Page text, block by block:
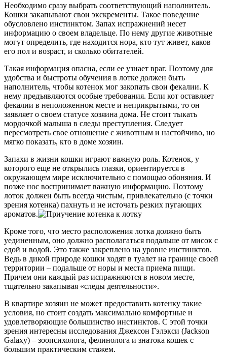
Необходимо сразу выбрать соответствующий наполнитель.
Кошки закапывают свои экскременты. Такое поведение
обусловлено инстинктом. Запах испражнений несет
информацию о своем владельце. По нему другие животные
могут определить, где находится нора, кто тут живет, каков
его пол и возраст, и сколько обитателей.
Такая информация опасна, если ее узнает враг. Поэтому для
удобства и быстроты обучения в лотке должен быть
наполнитель, чтобы котенок мог закопать свои фекалии. К
нему предъявляются особые требования. Если кот оставляет
фекалии в неположенном месте и неприкрытыми, то он
заявляет о своем статусе хозяина дома. Не стоит тыкать
мордочкой малыша в следы преступления. Следует
пересмотреть свое отношение с животным и настойчиво, но
мягко показать, кто в доме хозяин.
Запахи в жизни кошки играют важную роль. Котенок, у
которого еще не открылись глазки, ориентируется в
окружающем мире исключительно с помощью обоняния. И
позже нос воспринимает важную информацию. Поэтому
лоток должен быть всегда чистым, привлекательно (с точки
зрения котенка) пахнуть и не источать резких пугающих
ароматов.
Кроме того, что место расположения лотка должно быть
уединенным, оно должно располагаться подальше от мисок с
едой и водой. Это также закреплено на уровне инстинктов.
Ведь в дикой природе кошки ходят в туалет на границе своей
территории – подальше от норы и места приема пищи.
Причем они каждый раз испражняются в новом месте,
тщательно закапывая «следы деятельности».
В квартире хозяин не может предоставить котенку такие
условия, но стоит создать максимально комфортные и
удовлетворяющие большинство инстинктов. С этой точки
зрения интересны исследования Джексон Гэлэкси (Jackson
Galaxy) – зоопсихолога, фелинолога и знатока кошек с
большим практическим стажем.